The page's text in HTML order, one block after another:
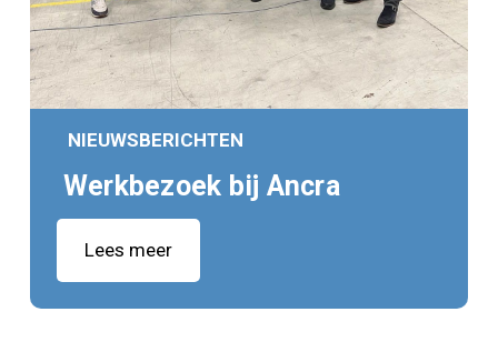
NIEUWSBERICHTEN
Werkbezoek bij Ancra
Lees meer